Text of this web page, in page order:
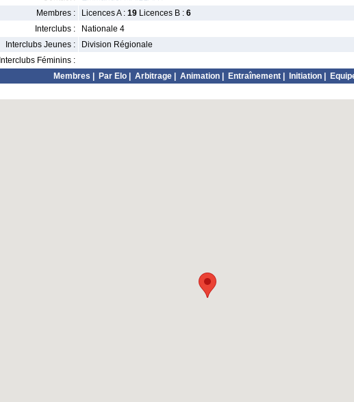
Membres :
Licences A : 19 Licences B : 6
Interclubs :
Nationale 4
Interclubs Jeunes :
Division Régionale
Interclubs Féminins :
Membres
Par Elo Arbitrage Animation Entraînement Initiation